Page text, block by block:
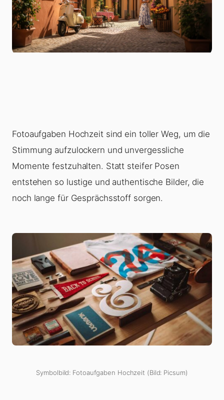
Fotoaufgaben Hochzeit sind ein toller Weg, um die
Stimmung aufzulockern und unvergessliche
Momente festzuhalten. Statt steifer Posen
entstehen so lustige und authentische Bilder, die
noch lange für Gesprächsstoff sorgen.
Symbolbild: Fotoaufgaben Hochzeit (Bild: Picsum)